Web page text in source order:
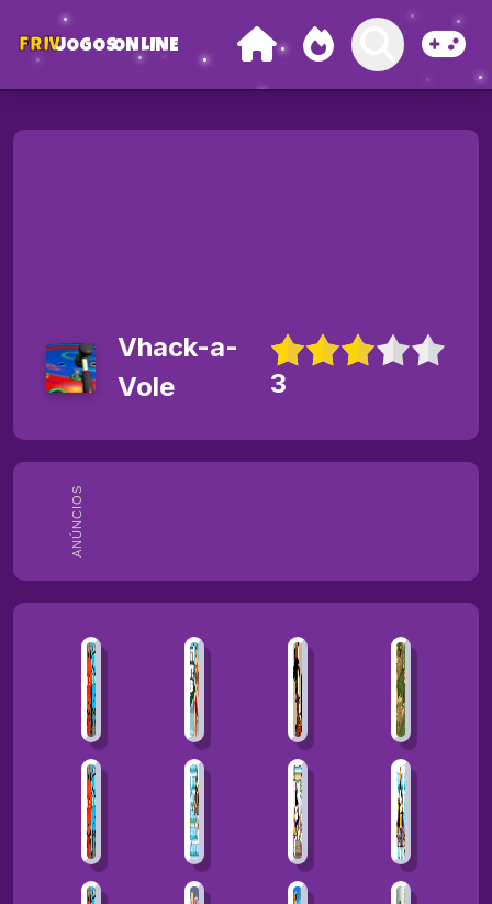
FRIVJOGOSONLINE
ANÚNCIOS
Vhack-a-
Vole
3